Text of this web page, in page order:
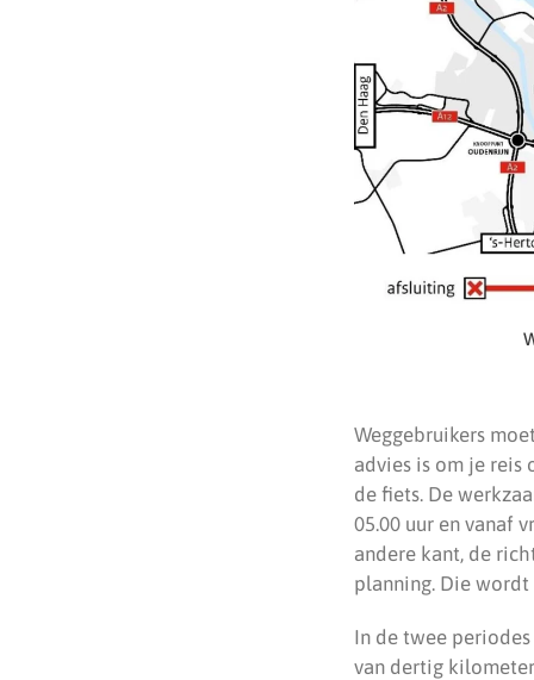
Weggebruikers
advies is om je
de fiets. De
05.00 uur en vanaf
andere kant, de
planning. Die wordt
In de twee
van dertig